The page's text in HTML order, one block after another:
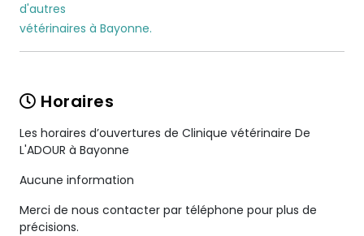
d'autres
vétérinaires à Bayonne.
Horaires
Les horaires d’ouvertures de Clinique vétérinaire De
L'ADOUR à Bayonne
Aucune information
Merci de nous contacter par téléphone pour plus de
précisions.